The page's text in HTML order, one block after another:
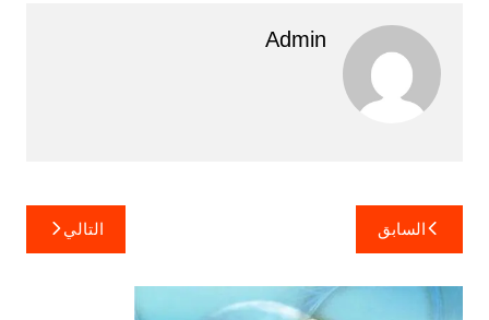
Admin
تصفّح
المقالات
السابق التالي